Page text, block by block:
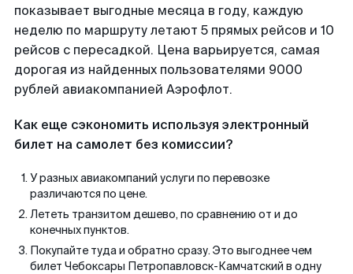
показывает выгодные месяца в году, каждую
неделю по маршруту летают 5 прямых рейсов и 10
рейсов с пересадкой. Цена варьируется, самая
дорогая из найденных пользователями 9000
рублей авиакомпанией Аэрофлот.
Как еще сэкономить используя электронный
билет на самолет без комиссии?
У разных авиакомпаний услуги по перевозке
различаются по цене.
Лететь транзитом дешево, по сравнению от и до
конечных пунктов.
Покупайте туда и обратно сразу. Это выгоднее чем
билет Чебоксары Петропавловск-Камчатский в одну